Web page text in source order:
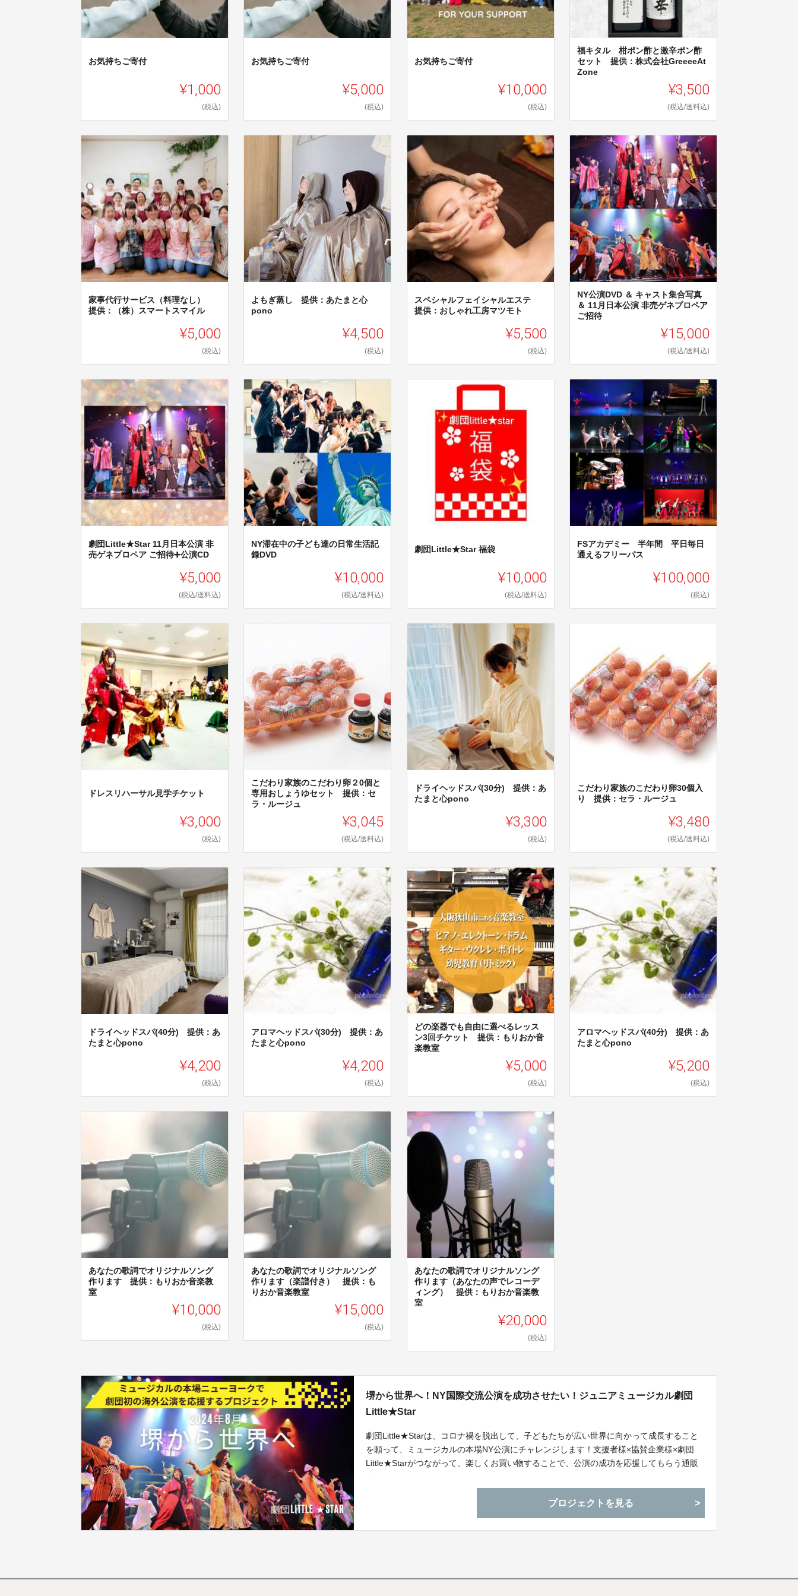
お気持ちご寄付
¥1,000
(税込)
お気持ちご寄付
¥5,000
(税込)
お気持ちご寄付
¥10,000
(税込)
福キタル 柑ポン酢と激辛ポン酢
セット 提供：株式会社GreeeeAt
Zone
¥3,500
(税込/送料込)
家事代行サービス（料理なし）
提供：（株）スマートスマイル
¥5,000
(税込)
よもぎ蒸し 提供：あたまと心
pono
¥4,500
(税込)
スペシャルフェイシャルエステ
提供：おしゃれ工房マツモト
¥5,500
(税込)
NY公演DVD ＆ キャスト集合写真
＆ 11月日本公演 非売ゲネプロペア
ご招待
¥15,000
(税込/送料込)
劇団Little★Star 11月日本公演 非
売ゲネプロペア ご招待➕公演CD
¥5,000
(税込/送料込)
NY滞在中の子ども達の日常生活記
録DVD
¥10,000
(税込/送料込)
劇団Little★Star 福袋
¥10,000
(税込/送料込)
FSアカデミー 半年間 平日毎日
通えるフリーパス
¥100,000
(税込)
ドレスリハーサル見学チケット
¥3,000
(税込)
こだわり家族のこだわり卵２0個と
専用おしょうゆセット 提供：セ
ラ・ルージュ
¥3,045
(税込/送料込)
ドライヘッドスパ(30分) 提供：あ
たまと心pono
¥3,300
(税込)
こだわり家族のこだわり卵30個入
り 提供：セラ・ルージュ
¥3,480
(税込/送料込)
ドライヘッドスパ(40分) 提供：あ
たまと心pono
¥4,200
(税込)
アロマヘッドスパ(30分) 提供：あ
たまと心pono
¥4,200
(税込)
どの楽器でも自由に選べるレッス
ン3回チケット 提供：もりおか音
楽教室
¥5,000
(税込)
アロマヘッドスパ(40分) 提供：あ
たまと心pono
¥5,200
(税込)
あなたの歌詞でオリジナルソング
作ります 提供：もりおか音楽教
室
¥10,000
(税込)
あなたの歌詞でオリジナルソング
作ります（楽譜付き） 提供：も
りおか音楽教室
¥15,000
(税込)
あなたの歌詞でオリジナルソング
作ります（あなたの声でレコーデ
ィング） 提供：もりおか音楽教
室
¥20,000
(税込)
堺から世界へ！NY国際交流公演を成功させたい！ジュニアミュージカル劇団
Little★Star
劇団Little★Starは、コロナ禍を脱出して、子どもたちが広い世界に向かって成長すること
を願って、ミュージカルの本場NY公演にチャレンジします！支援者様×協賛企業様×劇団
Little★Starがつながって、楽しくお買い物することで、公演の成功を応援してもらう通販
プロジェクトを見る